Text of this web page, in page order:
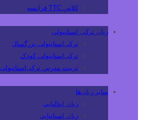
کلاس TTC فرانسه
زبان ترکی استانبولی
ترکی‌استانبولی بزرگسال
ترکی‌استانبولی کودک
تربیت مدرس ترکی‌استانبولی
سایر زبان‌ها
زبان ایتالیایی
زبان اسپانیایی